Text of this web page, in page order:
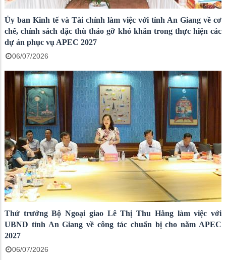
Ủy ban Kinh tế và Tài chính làm việc với tỉnh An Giang về cơ
chế, chính sách đặc thù tháo gỡ khó khăn trong thực hiện các
dự án phục vụ APEC 2027
06/07/2026
Thứ trưởng Bộ Ngoại giao Lê Thị Thu Hằng làm việc với
UBND tỉnh An Giang về công tác chuẩn bị cho năm APEC
2027
06/07/2026